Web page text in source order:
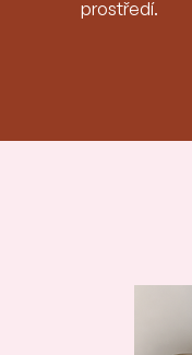
prostředí.